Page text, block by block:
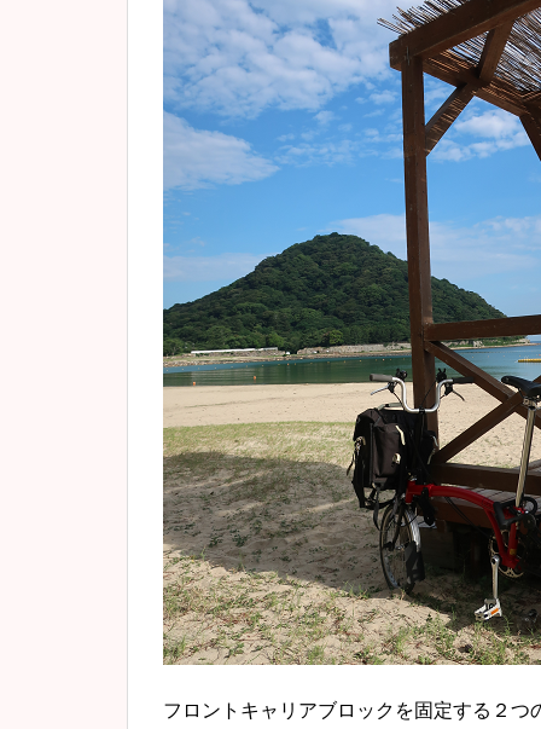
フロントキャリアブロックを固定する２